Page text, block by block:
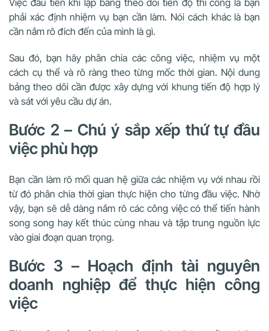
Việc đầu tiên khi lập bảng theo dõi tiến độ thi công là bạn
phải xác định nhiệm vụ bạn cần làm. Nói cách khác là bạn
cần nắm rõ đích đến của mình là gì.
Sau đó, bạn hãy phân chia các công việc, nhiệm vụ một
cách cụ thể và rõ ràng theo từng mốc thời gian. Nội dung
bảng theo dõi cần được xây dựng với khung tiến độ hợp lý
và sát với yêu cầu dự án.
Bước 2 – Chú ý sắp xếp thứ tự đầu
việc phù hợp
Bạn cần làm rõ mối quan hệ giữa các nhiệm vụ với nhau rồi
từ đó phân chia thời gian thực hiện cho từng đầu việc. Nhờ
vậy, bạn sẽ dễ dàng nắm rõ các công việc có thể tiến hành
song song hay kết thúc cùng nhau và tập trung nguồn lực
vào giai đoạn quan trọng.
Bước 3 – Hoạch định tài nguyên
doanh nghiệp để thực hiện công
việc